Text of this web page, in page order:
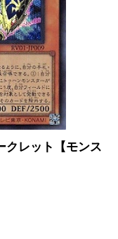
クレット【モンス